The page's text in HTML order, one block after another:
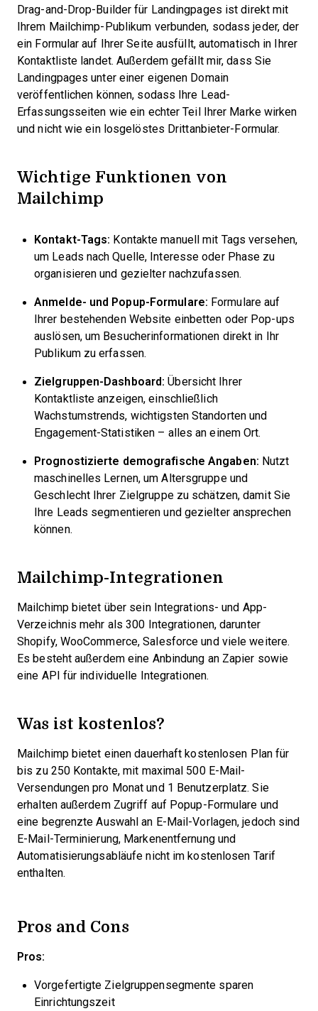
Drag-and-Drop-Builder für Landingpages ist direkt mit
Ihrem Mailchimp-Publikum verbunden, sodass jeder, der
ein Formular auf Ihrer Seite ausfüllt, automatisch in Ihrer
Kontaktliste landet. Außerdem gefällt mir, dass Sie
Landingpages unter einer eigenen Domain
veröffentlichen können, sodass Ihre Lead-
Erfassungsseiten wie ein echter Teil Ihrer Marke wirken
und nicht wie ein losgelöstes Drittanbieter-Formular.
Wichtige Funktionen von
Mailchimp
Kontakt-Tags: Kontakte manuell mit Tags versehen,
um Leads nach Quelle, Interesse oder Phase zu
organisieren und gezielter nachzufassen.
Anmelde- und Popup-Formulare: Formulare auf
Ihrer bestehenden Website einbetten oder Pop-ups
auslösen, um Besucherinformationen direkt in Ihr
Publikum zu erfassen.
Zielgruppen-Dashboard: Übersicht Ihrer
Kontaktliste anzeigen, einschließlich
Wachstumstrends, wichtigsten Standorten und
Engagement-Statistiken – alles an einem Ort.
Prognostizierte demografische Angaben: Nutzt
maschinelles Lernen, um Altersgruppe und
Geschlecht Ihrer Zielgruppe zu schätzen, damit Sie
Ihre Leads segmentieren und gezielter ansprechen
können.
Mailchimp-Integrationen
Mailchimp bietet über sein Integrations- und App-
Verzeichnis mehr als 300 Integrationen, darunter
Shopify, WooCommerce, Salesforce und viele weitere.
Es besteht außerdem eine Anbindung an Zapier sowie
eine API für individuelle Integrationen.
Was ist kostenlos?
Mailchimp bietet einen dauerhaft kostenlosen Plan für
bis zu 250 Kontakte, mit maximal 500 E-Mail-
Versendungen pro Monat und 1 Benutzerplatz. Sie
erhalten außerdem Zugriff auf Popup-Formulare und
eine begrenzte Auswahl an E-Mail-Vorlagen, jedoch sind
E-Mail-Terminierung, Markenentfernung und
Automatisierungsabläufe nicht im kostenlosen Tarif
enthalten.
Pros and Cons
Pros:
Vorgefertigte Zielgruppensegmente sparen
Einrichtungszeit